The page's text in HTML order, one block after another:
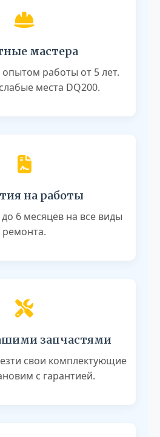
мастера
работы от 5 лет.
места DQ200.
на работы
6 месяцев на все виды
ремонта.
запчастями
свои комплектующие
с гарантией.